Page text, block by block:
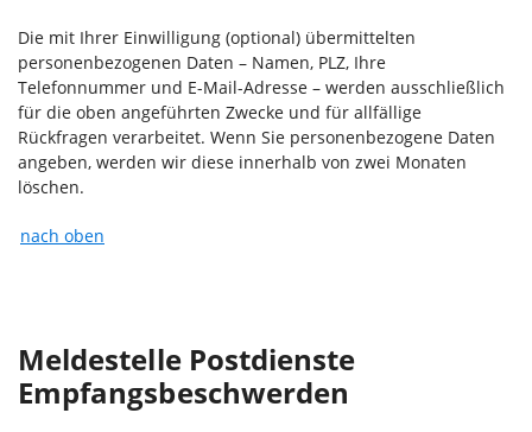
Die mit Ihrer Einwilligung (optional) übermittelten
personenbezogenen Daten – Namen, PLZ, Ihre
Telefonnummer und E-Mail-Adresse – werden ausschließlich
für die oben angeführten Zwecke und für allfällige
Rückfragen verarbeitet. Wenn Sie personenbezogene Daten
angeben, werden wir diese innerhalb von zwei Monaten
löschen.
nach oben
Meldestelle Postdienste
Empfangsbeschwerden